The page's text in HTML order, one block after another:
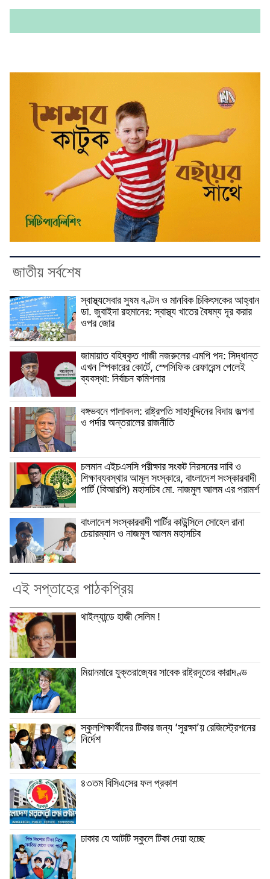
জাতীয় সর্বশেষ
স্বাস্থ্যসেবার সুষম বণ্টন ও মানবিক চিকিৎসকের আহ্বান
ডা. জুবাইদা রহমানের: স্বাস্থ্য খাতের বৈষম্য দূর করার
ওপর জোর
জামায়াত বহিষ্কৃত গাজী নজরুলের এমপি পদ: সিদ্ধান্ত
এখন স্পিকারের কোর্টে, স্পেসিফিক রেফারেন্স পেলেই
ব্যবস্থা: নির্বাচন কমিশনার
বঙ্গভবনে পালাবদল: রাষ্ট্রপতি সাহাবুদ্দিনের বিদায় জল্পনা
ও পর্দার অন্তরালের রাজনীতি
চলমান এইচএসসি পরীক্ষার সংকট নিরসনের দাবি ও
শিক্ষাব্যবস্থার আমূল সংস্কারে, বাংলাদেশ সংস্কারবাদী
পার্টি (বিআরপি) মহাসচিব মো. নাজমুল আলম এর পরামর্শ
বাংলাদেশ সংস্কারবাদী পার্টির কাউন্সিলে সোহেল রানা
চেয়ারম্যান ও নাজমুল আলম মহাসচিব
এই সপ্তাহের পাঠকপ্রিয়
থাইল্যান্ডে হাজী সেলিম !
মিয়ানমারে যুক্তরাজ্যের সাবেক রাষ্ট্রদূতের কারাদণ্ড
স্কুলশিক্ষার্থীদের টিকার জন্য ‘সুরক্ষা’য় রেজিস্ট্রেশনের
নির্দেশ
৪৩তম বিসিএসের ফল প্রকাশ
ঢাকার যে আটটি স্কুলে টিকা দেয়া হচ্ছে